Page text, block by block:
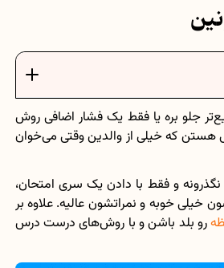
فرمول حجم اشکال هندسی در ریاضیات
برنامه‌ ریزی درسی هفتم
عادات افراد موفق
برنامه‌ ریزی درسی هشتم
چگونه برنامه‌ ریزی درسی کنیم؟
دانلود رایگان نمونه سوالات امتحانی...
جلو بره یا فقط یک فشار اضافی روش
هستن که خیلی از والدین وقتی می‌خوان
و فقط با دادن یک سری امتحان،
خوبه و نمراتشون عالیه. علاوه بر
رو بلد باشن و با روش‌های درست درس